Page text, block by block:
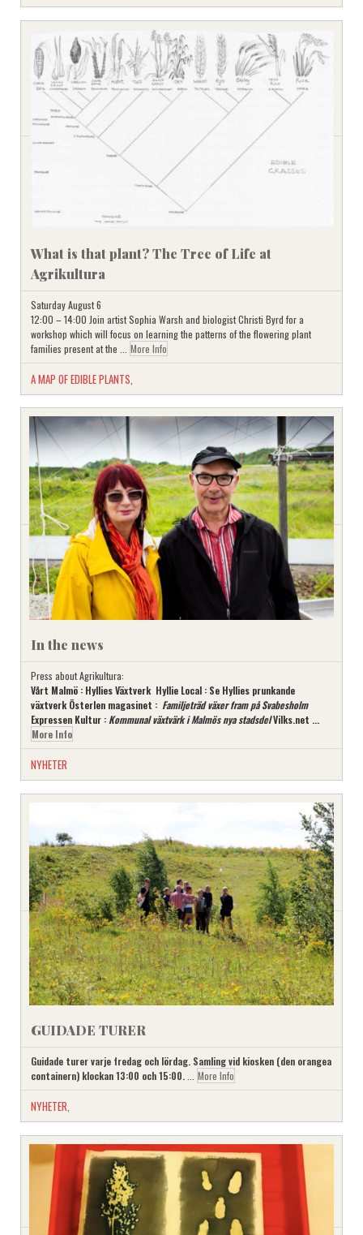
What is that plant? The Tree of Life at
Agrikultura
Saturday August 6
12:00 – 14:00 Join artist Sophia Warsh and biologist Christi Byrd for a
workshop which will focus on learning the patterns of the flowering plant
families present at the ... More Info
A MAP OF EDIBLE PLANTS
In the news
Press about Agrikultura:
Vårt Malmö : Hyllies Växtverk Hyllie Local : Se Hyllies prunkande
växtverk Österlen magasinet : Familjeträd växer fram på Svabesholm
Expressen Kultur : Kommunal växtvärki Malmös nya stadsdelVilks.net ...
More Info
NYHETER
GUIDADE TURER
Guidade turer varje fredag och lördag. Samling vid kiosken (den orangea
containern) klockan 13:00 och 15:00. More Info
NYHETER,